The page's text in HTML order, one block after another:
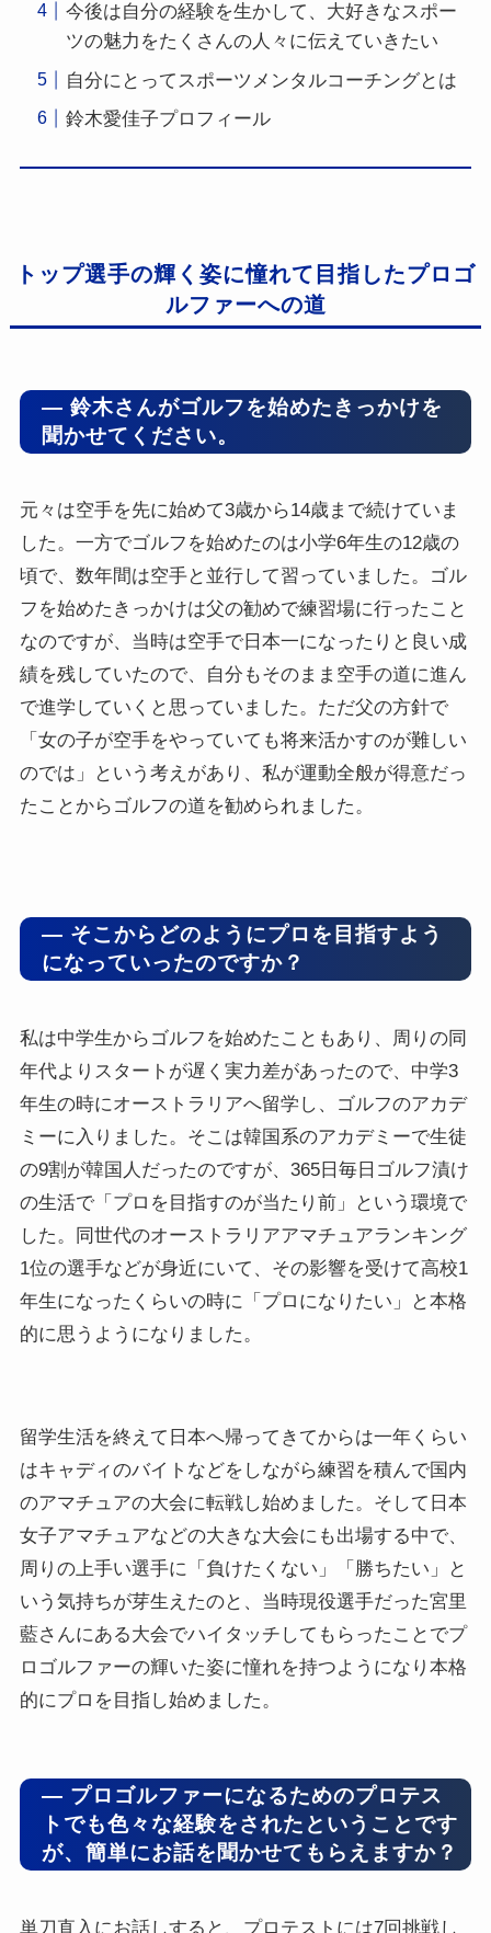
今後は自分の経験を生かして、大好きなスポー
ツの魅力をたくさんの人々に伝えていきたい
自分にとってスポーツメンタルコーチングとは
鈴木愛佳子プロフィール
トップ選手の輝く姿に憧れて目指したプロゴ
ルファーへの道
― 鈴木さんがゴルフを始めたきっかけを
聞かせてください。
元々は空手を先に始めて3歳から14歳まで続けていま
した。一方でゴルフを始めたのは小学6年生の12歳の
頃で、数年間は空手と並行して習っていました。ゴル
フを始めたきっかけは父の勧めで練習場に行ったこと
なのですが、当時は空手で日本一になったりと良い成
績を残していたので、自分もそのまま空手の道に進ん
で進学していくと思っていました。ただ父の方針で
「女の子が空手をやっていても将来活かすのが難しい
のでは」という考えがあり、私が運動全般が得意だっ
たことからゴルフの道を勧められました。
― そこからどのようにプロを目指すよう
になっていったのですか？
私は中学生からゴルフを始めたこともあり、周りの同
年代よりスタートが遅く実力差があったので、中学3
年生の時にオーストラリアへ留学し、ゴルフのアカデ
ミーに入りました。そこは韓国系のアカデミーで生徒
の9割が韓国人だったのですが、365日毎日ゴルフ漬け
の生活で「プロを目指すのが当たり前」という環境で
した。同世代のオーストラリアアマチュアランキング
1位の選手などが身近にいて、その影響を受けて高校1
年生になったくらいの時に「プロになりたい」と本格
的に思うようになりました。
留学生活を終えて日本へ帰ってきてからは一年くらい
はキャディのバイトなどをしながら練習を積んで国内
のアマチュアの大会に転戦し始めました。そして日本
女子アマチュアなどの大きな大会にも出場する中で、
周りの上手い選手に「負けたくない」「勝ちたい」と
いう気持ちが芽生えたのと、当時現役選手だった宮里
藍さんにある大会でハイタッチしてもらったことでプ
ロゴルファーの輝いた姿に憧れを持つようになり本格
的にプロを目指し始めました。
― プロゴルファーになるためのプロテス
トでも色々な経験をされたということです
が、簡単にお話を聞かせてもらえますか？
単刀直入にお話しすると、プロテストには7回挑戦し